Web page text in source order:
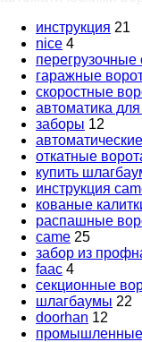
инструкция 21
nice 4
перегрузочные
гаражные
скоростные
автоматика
заборы 12
откатные
купить
инструкция
кованые
распашные
came 25
забор из
faac 4
секционные
шлагбаумы 22
doorhan 12
промышленные